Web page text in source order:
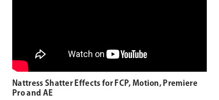
Nattress Shatter Effects for FCP, Motion, Premiere
Pro and AE